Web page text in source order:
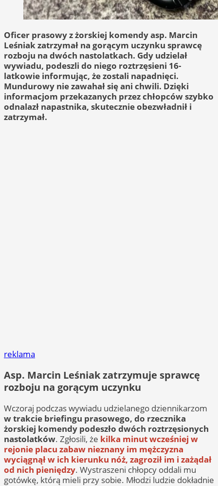
Oficer prasowy z żorskiej komendy asp. Marcin
Leśniak zatrzymał na gorącym uczynku sprawcę
rozboju na dwóch nastolatkach. Gdy udzielał
wywiadu, podeszli do niego roztrzęsieni 16-
latkowie informując, że zostali napadnięci.
Mundurowy nie zawahał się ani chwili. Dzięki
informacjom przekazanych przez chłopców szybko
odnalazł napastnika, skutecznie obezwładnił i
zatrzymał.
reklama
Asp. Marcin Leśniak zatrzymuje sprawcę
rozboju na gorącym uczynku
Wczoraj podczas wywiadu udzielanego dziennikarzom
w trakcie briefingu prasowego, do rzecznika
żorskiej komendy podeszło dwóch roztrzęsionych
nastolatków. Zgłosili, że kilka minut wcześniej w
rejonie placu zabaw nieznany im mężczyzna
wyciągnął w ich kierunku nóż, zagroził im i zażądał
od nich pieniędzy. Wystraszeni chłopcy oddali mu
gotówkę, którą mieli przy sobie. Młodzi ludzie dokładnie